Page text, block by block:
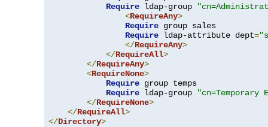
Require ldap-group
<RequireAny>
Require group sales
Require ldap-attribute dept=
</RequireAny>
</RequireAll>
</RequireAny>
<RequireNone>
Require group temps
Require ldap-group
"cn=Temporary
</RequireNone>
</RequireAll>
</Directory>